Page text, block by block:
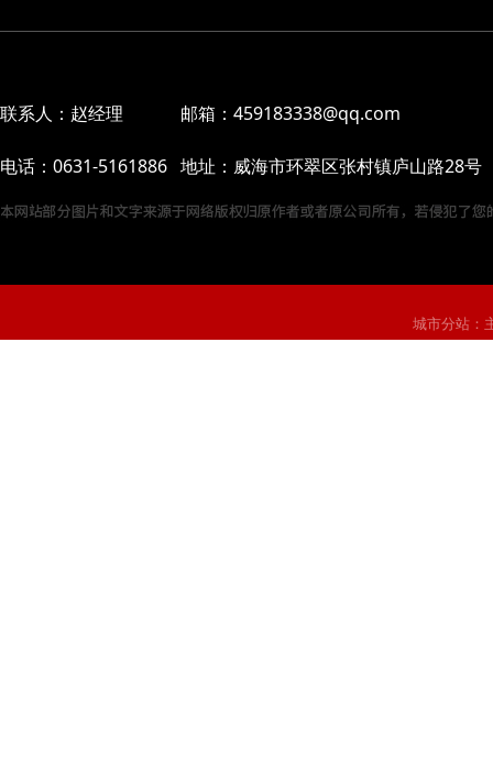
联系人：赵经理 邮箱：459183338@qq.com
电话：0631-5161886 地址：威海市环翠区张村镇庐山路28号
城市分站：